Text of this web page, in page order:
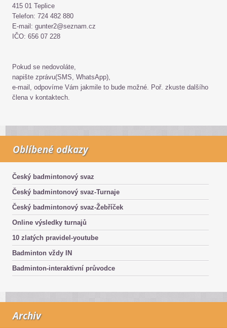
415 01 Teplice
Telefon: 724 482 880
E-mail: gunter2@seznam.cz
IČO: 656 07 228
Pokud se nedovoláte,
napište zprávu(SMS, WhatsApp),
e-mail, odpovíme Vám jakmile to bude možné. Poř. zkuste dalšího
člena v kontaktech.
Oblíbené odkazy
Český badmintonový svaz
Český badmintonový svaz-Turnaje
Český badmintonový svaz-Žebříček
Online výsledky turnajů
10 zlatých pravidel-youtube
Badminton vždy IN
Badminton-interaktivní průvodce
Archiv